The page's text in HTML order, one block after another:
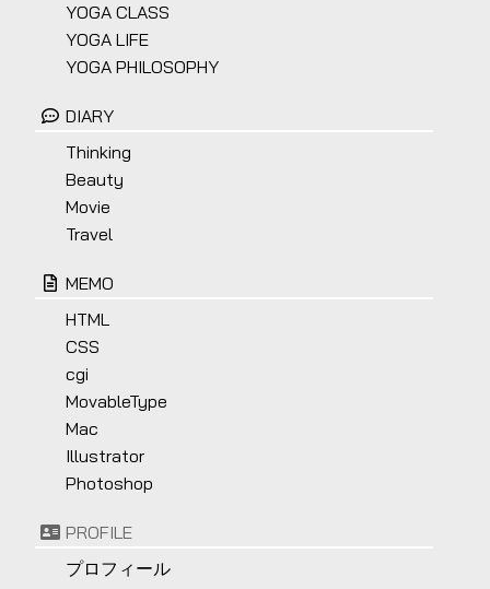
YOGA CLASS
YOGA LIFE
YOGA PHILOSOPHY
DIARY
Thinking
Beauty
Movie
Travel
MEMO
HTML
CSS
cgi
MovableType
Mac
Illustrator
Photoshop
PROFILE
プロフィール